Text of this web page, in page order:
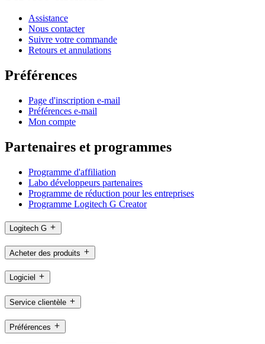
Assistance
Nous contacter
Suivre votre commande
Retours et annulations
Préférences
Page d'inscription e-mail
Préférences e-mail
Mon compte
Partenaires et programmes
Programme d'affiliation
Labo développeurs partenaires
Programme de réduction pour les entreprises
Programme Logitech G Creator
Logitech G
Acheter des produits
Logiciel
Service clientèle
Préférences